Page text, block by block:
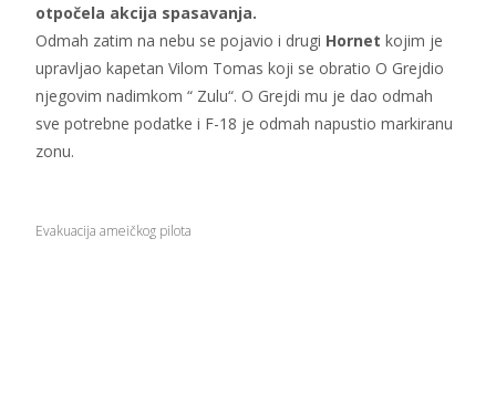
otpočela akcija spasavanja.
Odmah zatim na nebu se pojavio i drugi Hornet kojim je
upravljao kapetan Vilom Tomas koji se obratio O Grejdio
njegovim nadimkom “ Zulu“. O Grejdi mu je dao odmah
sve potrebne podatke i F-18 je odmah napustio markiranu
zonu.
Evakuacija ameičkog pilota